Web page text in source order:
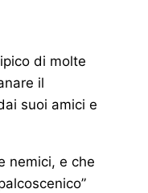
di molte
il
suoi amici e
nemici, e che